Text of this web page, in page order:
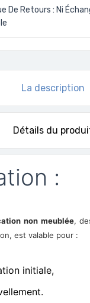
De Retours : Ni
La description
Détails du
:
non meublée,
est valable pour :
initiale,